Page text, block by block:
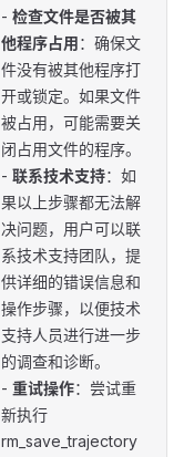
- 检查文件是否被其
他程序占用：确保文
件没有被其他程序打
开或锁定。如果文件
被占用，可能需要关
闭占用文件的程序。
- 联系技术支持：如
果以上步骤都无法解
决问题，用户可以联
系技术支持团队，提
供详细的错误信息和
操作步骤，以便技术
支持人员进行进一步
的调查和诊断。
- 重试操作：尝试重
新执行
rm_save_trajectory